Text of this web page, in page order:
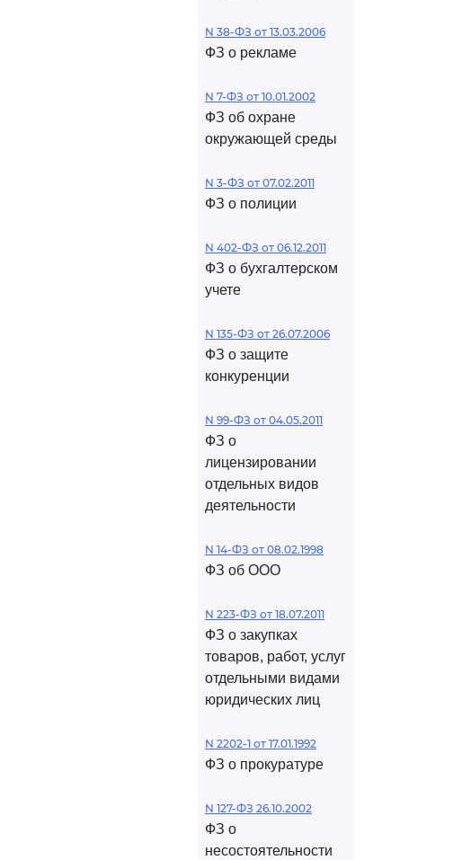
N 38-ФЗ от 13.03.2006
ФЗ о рекламе
N 7-ФЗ от 10.01.2002
ФЗ об охране
окружающей среды
N 3-ФЗ от 07.02.2011
ФЗ о полиции
N 402-ФЗ от 06.12.2011
ФЗ о бухгалтерском
учете
N 135-ФЗ от 26.07.2006
ФЗ о защите
конкуренции
N 99-ФЗ от 04.05.2011
ФЗ о
лицензировании
отдельных видов
деятельности
N 14-ФЗ от 08.02.1998
ФЗ об ООО
N 223-ФЗ от 18.07.2011
ФЗ о закупках
товаров, работ, услуг
отдельными видами
юридических лиц
N 2202-1 от 17.01.1992
ФЗ о прокуратуре
N 127-ФЗ 26.10.2002
ФЗ о
несостоятельности